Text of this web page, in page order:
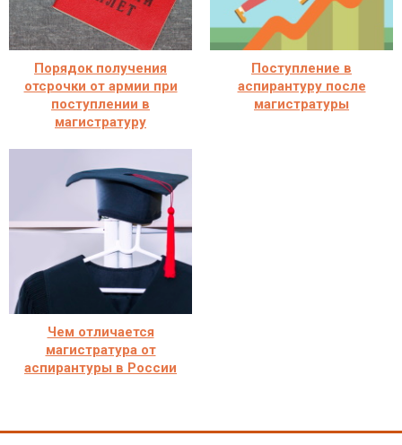
Порядок получения
отсрочки от армии при
поступлении в
магистратуру
Поступление в
аспирантуру после
магистратуры
Чем отличается
магистратура от
аспирантуры в России